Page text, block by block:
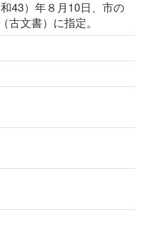
43）年８月10日、市の
古文書）に指定。